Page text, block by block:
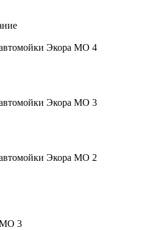
Экора МО 4
Экора МО 3
Экора МО 2
МО 3